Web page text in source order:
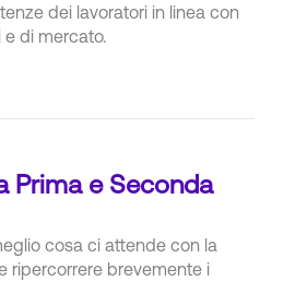
dei lavoratori in linea con
di mercato.
Prima e Seconda
cosa ci attende con la
ripercorrere brevemente i